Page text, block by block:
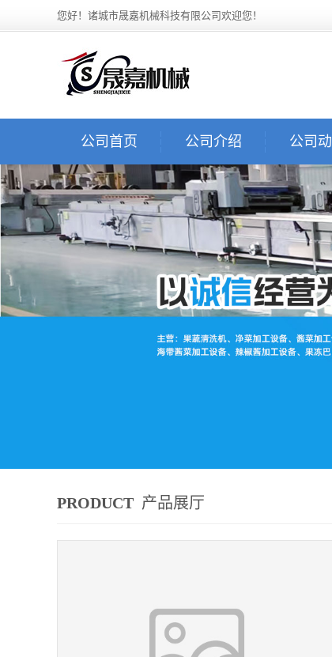
您好！诸城市晟嘉机械科技有限公司欢迎您！
公司首页 公司介绍 公司
PRODUCT 产品展厅